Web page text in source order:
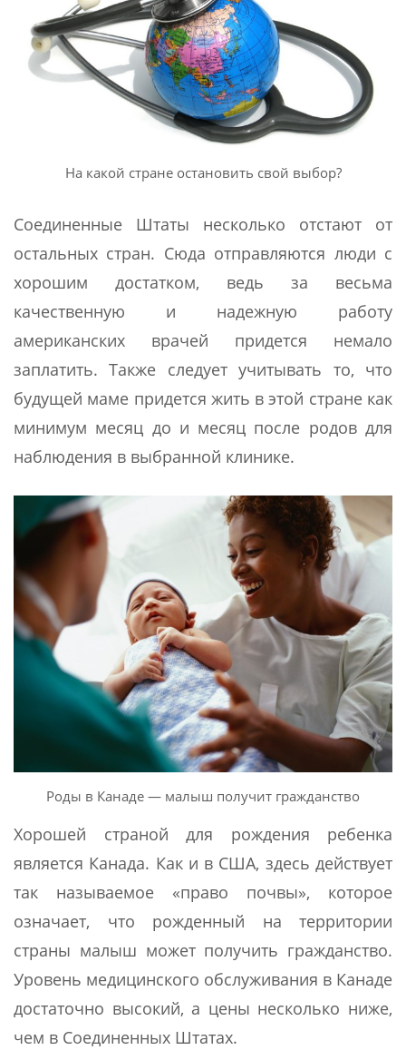
На какой стране остановить свой выбор?
Соединенные Штаты несколько отстают от
остальных стран. Сюда отправляются люди с
хорошим достатком, ведь за весьма
качественную и надежную работу
американских врачей придется немало
заплатить. Также следует учитывать то, что
будущей маме придется жить в этой стране как
минимум месяц до и месяц после родов для
наблюдения в выбранной клинике.
Роды в Канаде — малыш получит гражданство
Хорошей страной для рождения ребенка
является Канада. Как и в США, здесь действует
так называемое «право почвы», которое
означает, что рожденный на территории
страны малыш может получить гражданство.
Уровень медицинского обслуживания в Канаде
достаточно высокий, а цены несколько ниже,
чем в Соединенных Штатах.